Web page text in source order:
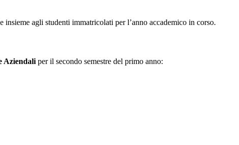
agli studenti immatricolati per l’anno accademico in corso.
Aziendali per il secondo semestre del primo anno: